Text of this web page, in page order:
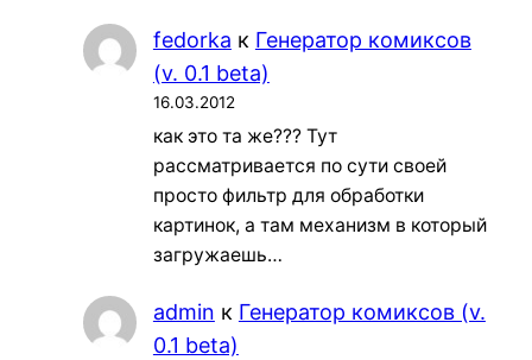
fedorka к Генератор комиксов
(v. 0.1 beta)
16.03.2012
как это та же??? Тут
рассматривается по сути своей
просто фильтр для обработки
картинок, а там механизм в который
загружаешь…
admin к Генератор комиксов (v.
0.1 beta)